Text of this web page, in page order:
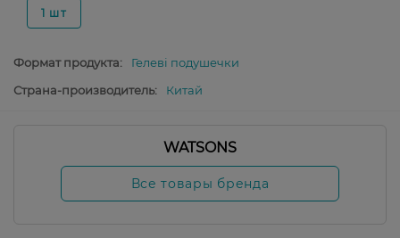
1 шт
Формат продукта:
Гелеві подушечки
Страна-производитель:
Китай
WATSONS
Все товары бренда